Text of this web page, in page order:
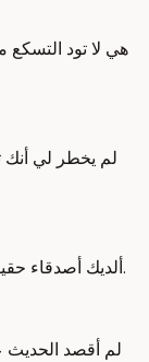
هي لا تود
لم يخطر لي أنك
ألديك أصدقاء حقيقيون؟ ليس في الوقتِ الحالي. مهلاً، كلّا، أنا آسفة.
لم أقصد الحديث